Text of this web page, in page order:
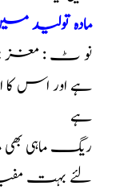
مادہ تولید
نو ٹ : مغز
ہے اور اس کا
ہے
ریگ ماہی
لئے بہت